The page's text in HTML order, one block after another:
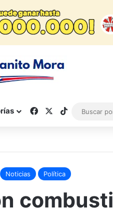
FacebookTikTok
Noticias Política